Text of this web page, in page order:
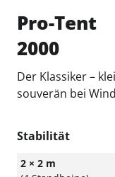
Pro-Tent
2000
Der Klassiker –
souverän bei
Stabilität
2 × 2 m